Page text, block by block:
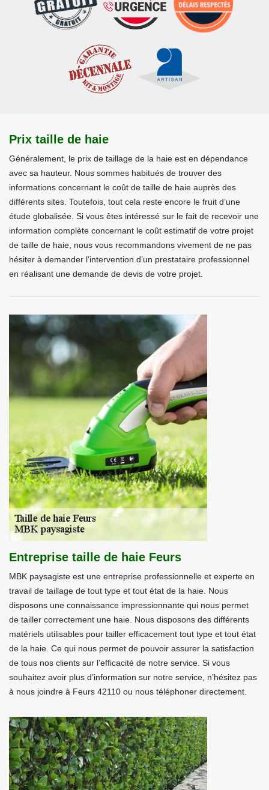
Prix taille de haie
Généralement, le prix de taillage de la haie est en dépendance
avec sa hauteur. Nous sommes habitués de trouver des
informations concernant le coût de taille de haie auprès des
différents sites. Toutefois, tout cela reste encore le fruit d’une
étude globalisée. Si vous êtes intéressé sur le fait de recevoir une
information complète concernant le coût estimatif de votre projet
de taille de haie, nous vous recommandons vivement de ne pas
hésiter à demander l’intervention d’un prestataire professionnel
en réalisant une demande de devis de votre projet.
Entreprise taille de haie Feurs
MBK paysagiste est une entreprise professionnelle et experte en
travail de taillage de tout type et tout état de la haie. Nous
disposons une connaissance impressionnante qui nous permet
de tailler correctement une haie. Nous disposons des différents
matériels utilisables pour tailler efficacement tout type et tout état
de la haie. Ce qui nous permet de pouvoir assurer la satisfaction
de tous nos clients sur l’efficacité de notre service. Si vous
souhaitez avoir plus d’information sur notre service, n’hésitez pas
à nous joindre à Feurs 42110 ou nous téléphoner directement.